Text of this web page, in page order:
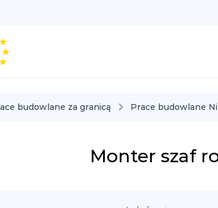
budowlane za granicą Prace budowlane
Monter szaf